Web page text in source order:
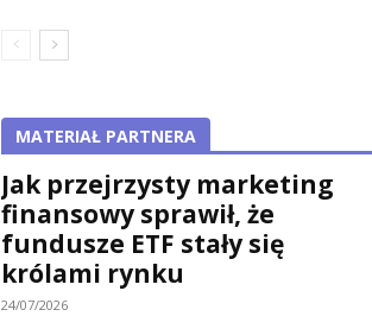
MATERIAŁ PARTNERA
Jak przejrzysty marketing
finansowy sprawił, że
fundusze ETF stały się
królami rynku
24/07/2026